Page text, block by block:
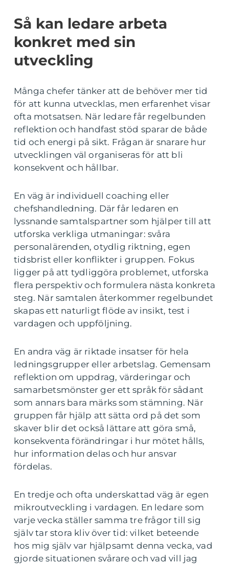
Så kan ledare arbeta
konkret med sin
utveckling
Många chefer tänker att de behöver mer tid
för att kunna utvecklas, men erfarenhet visar
ofta motsatsen. När ledare får regelbunden
reflektion och handfast stöd sparar de både
tid och energi på sikt. Frågan är snarare hur
utvecklingen väl organiseras för att bli
konsekvent och hållbar.
En väg är individuell coaching eller
chefshandledning. Där får ledaren en
lyssnande samtalspartner som hjälper till att
utforska verkliga utmaningar: svåra
personalärenden, otydlig riktning, egen
tidsbrist eller konflikter i gruppen. Fokus
ligger på att tydliggöra problemet, utforska
flera perspektiv och formulera nästa konkreta
steg. När samtalen återkommer regelbundet
skapas ett naturligt flöde av insikt, test i
vardagen och uppföljning.
En andra väg är riktade insatser för hela
ledningsgrupper eller arbetslag. Gemensam
reflektion om uppdrag, värderingar och
samarbetsmönster ger ett språk för sådant
som annars bara märks som stämning. När
gruppen får hjälp att sätta ord på det som
skaver blir det också lättare att göra små,
konsekventa förändringar i hur mötet hålls,
hur information delas och hur ansvar
fördelas.
En tredje och ofta underskattad väg är egen
mikroutveckling i vardagen. En ledare som
varje vecka ställer samma tre frågor till sig
själv tar stora kliv över tid: vilket beteende
hos mig själv var hjälpsamt denna vecka, vad
gjorde situationen svårare och vad vill jag